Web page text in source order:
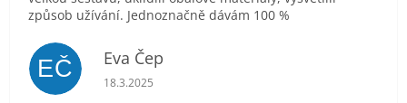
způsob užívání. Jednoznačně dávám 100 %
EČ Eva Čep
Hodnocení obchodu je 5 z 5 hvězdiček.
18.3.2025